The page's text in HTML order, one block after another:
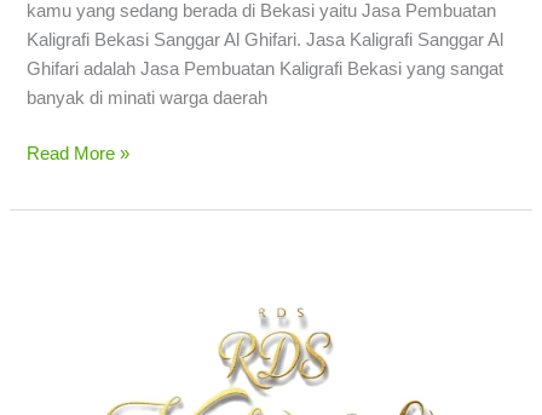
kamu yang sedang berada di Bekasi yaitu Jasa Pembuatan
Kaligrafi Bekasi Sanggar Al Ghifari. Jasa Kaligrafi Sanggar Al
Ghifari adalah Jasa Pembuatan Kaligrafi Bekasi yang sangat
banyak di minati warga daerah
Read More »